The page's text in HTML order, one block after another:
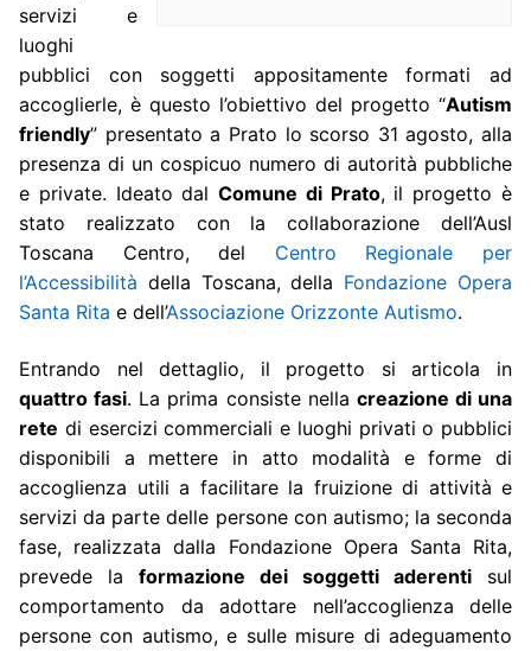
servizi e
luoghi
pubblici con soggetti appositamente formati ad
accoglierle, è questo l’obiettivo del progetto “Autism
friendly” presentato a Prato lo scorso 31 agosto, alla
presenza di un cospicuo numero di autorità pubbliche
e private. Ideato dalComune di Prato, il progetto è
stato realizzato con la collaborazione dell’Ausl
Toscana Centro, del Centro Regionale per
l’Accessibilità della Toscana, della Fondazione Opera
Santa Rita e dell’Associazione Orizzonte Autismo.
Entrando nel dettaglio, il progetto si articola in
quattro fasi. La prima consiste nella creazione di una
rete di esercizi commerciali e luoghi privati o pubblici
disponibili a mettere in atto modalità e forme di
accoglienza utili a facilitare la fruizione di attività e
servizi da parte delle persone con autismo; la seconda
fase, realizzata dalla Fondazione Opera Santa Rita,
prevede la formazione dei soggetti aderenti sul
comportamento da adottare nell’accoglienza delle
persone con autismo, e sulle misure di adeguamento